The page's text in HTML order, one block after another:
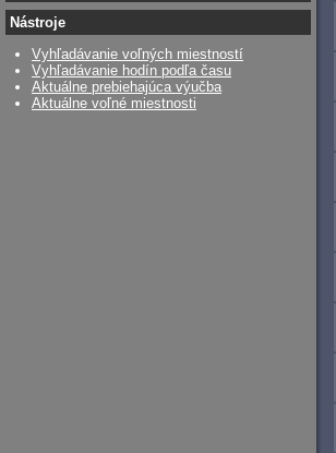
Nástroje
Vyhľadávanie voľných miestností
Vyhľadávanie hodín podľa času
Aktuálne prebiehajúca výučba
Aktuálne voľné miestnosti